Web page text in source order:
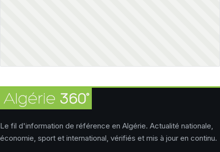
Le fil d'information de référence en Algérie. Actualité nationale,
économie, sport et international, vérifiés et mis à jour en continu.